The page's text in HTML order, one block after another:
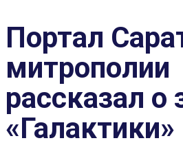
Портал
митрополии
рассказал о
«Галактики»